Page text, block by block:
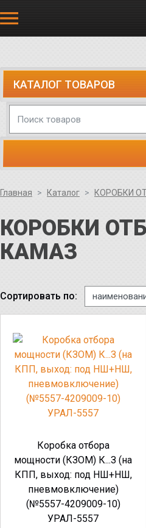
КАТАЛОГ ТОВАРОВ
Главная Каталог КОРОБКИ
КОРОБКИ
КАМАЗ
Сортировать по:
Коробка отбора
мощности (КЗОМ) К...З (на
КПП, выход: под НШ+НШ,
пневмовключение)
(№5557-4209009-10)
УРАЛ-5557